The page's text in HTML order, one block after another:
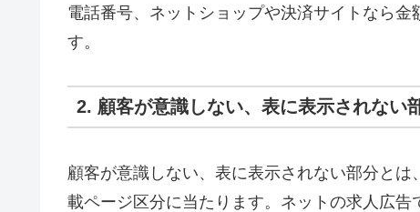
電話番号、ネットショップや決済サイトなら
す。
2. 顧客が意識しない、表に表示されない
顧客が意識しない、表に表示されない部分と
載ページ区分に当たります。ネットの求人広